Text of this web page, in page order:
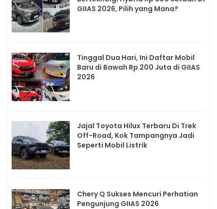
GIIAS 2026, Pilih yang Mana?
Tinggal Dua Hari, Ini Daftar Mobil
Baru di Bawah Rp 200 Juta di GIIAS
2026
Jajal Toyota Hilux Terbaru Di Trek
Off-Road, Kok Tampangnya Jadi
Seperti Mobil Listrik
Chery Q Sukses Mencuri Perhatian
Pengunjung GIIAS 2026